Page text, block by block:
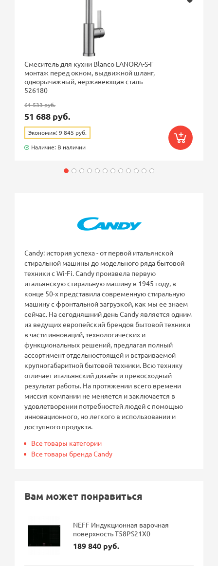
Смеситель для кухни Blanco LANORA-S-F
монтаж перед окном, выдвижной шланг,
однорычажный, нержавеющая сталь
526180
61 533 руб.
51 688 руб.
Экономия: 9 845 руб.
Наличие: В наличии
Candy: история успеха - от первой итальянской
стиральной машины до модельного ряда бытовой
техники с Wi-Fi. Candy произвела первую
итальянскую стиральную машину в 1945 году, в
конце 50-х представила современную стиральную
машину с фронтальной загрузкой, как мы ее знаем
сейчас. На сегодняшний день Candy является одним
из ведущих европейский брендов бытовой техники
в части инноваций, технологических и
функциональных решений, предлагая полный
ассортимент отдельностоящей и встраиваемой
крупногабаритной бытовой техники. Всю технику
отличает итальянский дизайн и превосходный
результат работы. На протяжении всего времени
миссия компании не меняется и заключается в
удовлетворении потребностей людей с помощью
инновационного, но легкого в использовании и
доступного продукта.
Все товары категории
Все товары бренда Candy
Вам может понравиться
NEFF Индукционная варочная
поверхность T58PS21X0
189 840 руб.